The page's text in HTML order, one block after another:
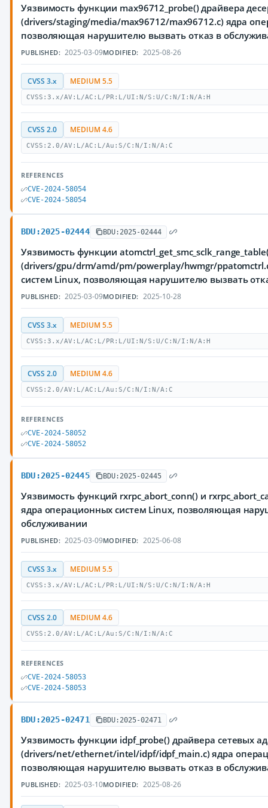
Уязвимость функции max96712_probe() драйвера
(drivers/staging/media/max96712/max96712.c) ядра
позволяющая нарушителю вызвать отказ в
PUBLISHED: 2025-03-09MODIFIED: 2025-08-26
CVSS 3.x MEDIUM 5.5
CVSS:3.x/AV:L/AC:L/PR:L/UI:N/S:U/C:N/I:N/A:H
CVSS 2.0 MEDIUM 4.6
CVSS:2.0/AV:L/AC:L/Au:S/C:N/I:N/A:C
REFERENCES
CVE-2024-58054
CVE-2024-58054
BDU:2025-02444 BDU:2025-02444
Уязвимость функции
(drivers/gpu/drm/amd/pm/powerplay/hwmgr/
систем Linux, позволяющая нарушителю вызвать
PUBLISHED: 2025-03-09MODIFIED: 2025-10-28
CVSS 3.x MEDIUM 5.5
CVSS:3.x/AV:L/AC:L/PR:L/UI:N/S:U/C:N/I:N/A:H
CVSS 2.0 MEDIUM 4.6
CVSS:2.0/AV:L/AC:L/Au:S/C:N/I:N/A:C
REFERENCES
CVE-2024-58052
CVE-2024-58052
BDU:2025-02445 BDU:2025-02445
Уязвимость функций rxrpc_abort_conn() и
ядра операционных систем Linux, позволяющая
обслуживании
PUBLISHED: 2025-03-09MODIFIED: 2025-06-08
CVSS 3.x MEDIUM 5.5
CVSS:3.x/AV:L/AC:L/PR:L/UI:N/S:U/C:N/I:N/A:H
CVSS 2.0 MEDIUM 4.6
CVSS:2.0/AV:L/AC:L/Au:S/C:N/I:N/A:C
REFERENCES
CVE-2024-58053
CVE-2024-58053
BDU:2025-02471 BDU:2025-02471
Уязвимость функции idpf_probe() драйвера сетевых
(drivers/net/ethernet/intel/idpf/idpf_main.c) ядра
позволяющая нарушителю вызвать отказ в
PUBLISHED: 2025-03-10MODIFIED: 2025-08-26